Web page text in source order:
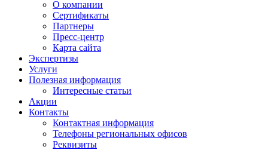
О компании
Сертификаты
Партнеры
Пресс-центр
Карта сайта
Экспертизы
Услуги
Полезная информация
Интересные статьи
Акции
Контакты
Контактная информация
Телефоны региональных офисов
Реквизиты